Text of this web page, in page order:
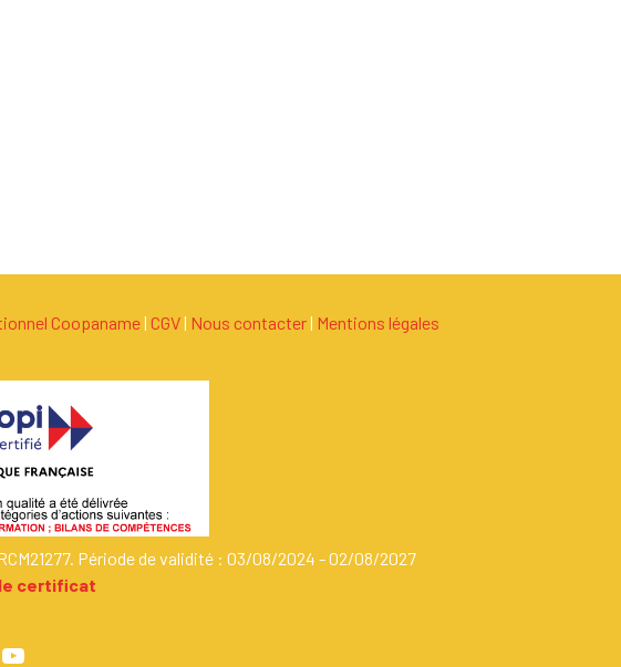
Coopaname| CGV| Nous contacter| Mentions légales
Période de validité : 03/08/2024 - 02/08/2027
certificat